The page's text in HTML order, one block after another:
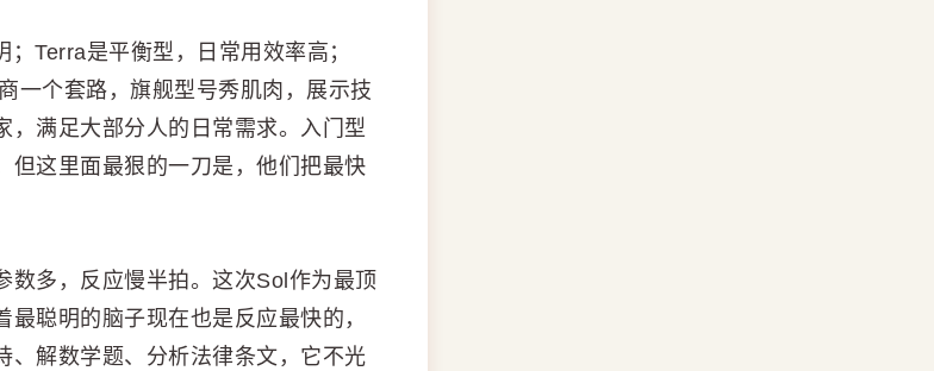
Terra是平衡型，日常用效率高；
一个套路，旗舰型号秀肌肉，展示技
满足大部分人的日常需求。入门型
但这里面最狠的一刀是，他们把最快
数多，反应慢半拍。这次Sol作为最顶
聪明的脑子现在也是反应最快的，
、解数学题、分析法律条文，它不光